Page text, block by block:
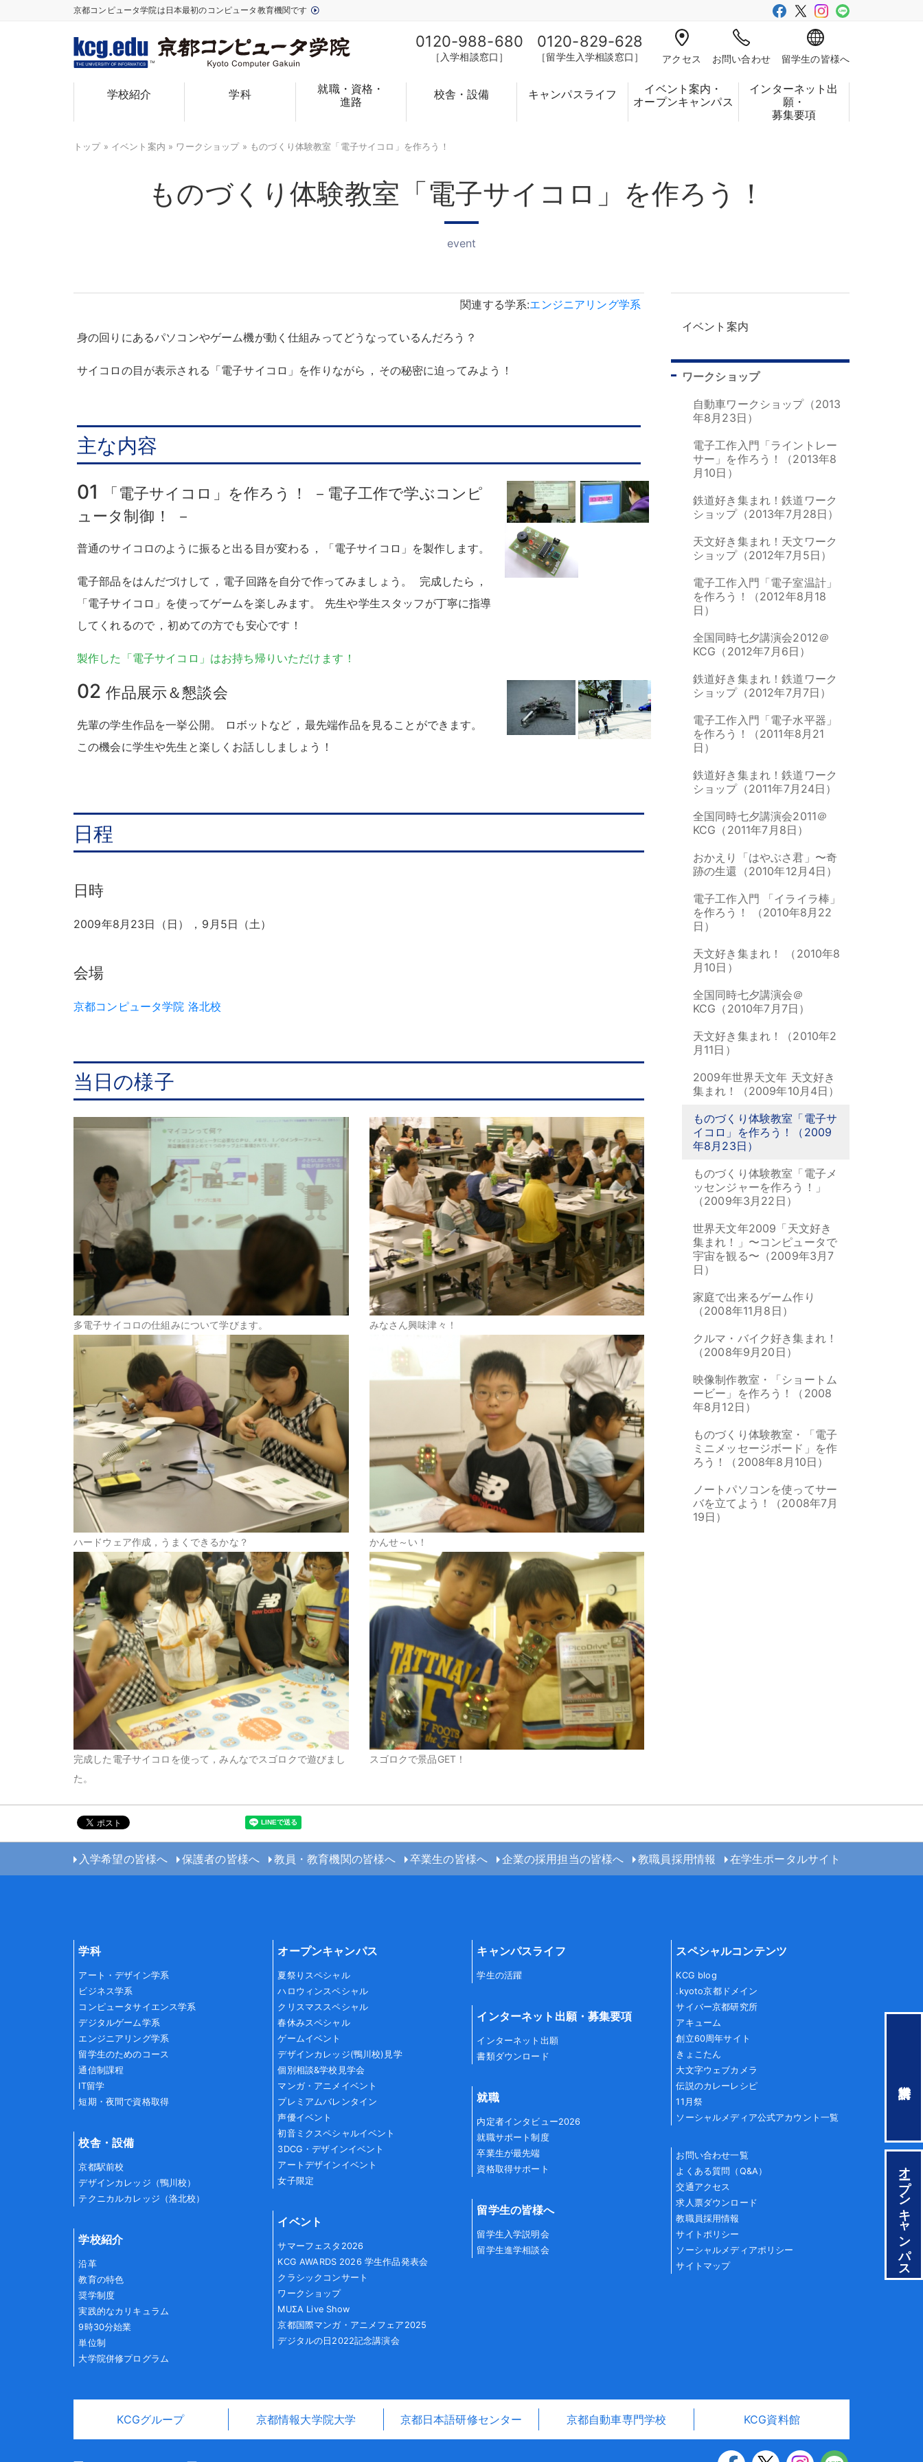
京都コンピュータ学院は日本最初のコンピュータ教育機関です
TM
0120-988-680
［入学相談窓口］
0120-829-628
［留学生入学相談窓口］ アクセス お問い合わせ 留学生の皆様へ
学校紹介 学科
就職・資格・
進路
校舎・設備 キャンパスライフ
イベント案内・
オープンキャンパス
インターネット出
願・
募集要項
トップ» イベント案内 » ワークショップ» ものづくり体験教室「電子サイコロ」を作ろう ！
ものづくり体験教室「電子サイコロ」を作ろう ！
event
関連する学系:エンジニアリング学系
身の回りにあるパソコンやゲーム機が動く仕組みってどうなっているんだろう ？
サイコロの目が表示される「電子サイコロ」を作りながら ， その秘密に迫ってみよう ！
主な内容
01 「電子サイコロ」を作ろう ！
－電子工作で学ぶコンピ
ュータ制御 ！ －
普通のサイコロのように振ると出る目が変わる ， 「電子サイコロ」を製作します。
電子部品をはんだづけして ， 電子回路を自分で作ってみましょう 。 完成したら ，
「電子サイコロ」を使ってゲームを楽しみます。
先生や学生スタッフが丁寧に指導
してくれるので ， 初めての方でも安心です ！
製作した「電子サイコロ」はお持ち帰りいただけます ！
02作品展示＆懇談会
先輩の学生作品を一挙公開。 ロボットなど ， 最先端作品を見ることができます。
この機会に学生や先生と楽しくお話ししましょう ！
日程
日時
2009年8月23日（日） ， 9月5日（土）
会場
京都コンピュータ学院 洛北校
当日の様子
多電子サイコロの仕組みについて学びます。 みなさん興味津々！
ハードウェア作成，うまくできるかな？ かんせ～い！
完成した電子サイコロを使って，みんなでスゴロクで遊びまし
た。
スゴロクで景品GET！
イベント案内
ワークショップ
自動車ワークショップ（2013
年8月23日）
電子工作入門「ライントレー
サー」を作ろう！（2013年8
月10日）
鉄道好き集まれ！鉄道ワーク
ショップ（2013年7月28日）
天文好き集まれ！天文ワーク
ショップ（2012年7月5日）
電子工作入門「電子室温計」
を作ろう！（2012年8月18
日）
全国同時七夕講演会2012＠
KCG（2012年7月6日）
鉄道好き集まれ！鉄道ワーク
ショップ（2012年7月7日）
電子工作入門「電子水平器」
を作ろう！（2011年8月21
日）
鉄道好き集まれ！鉄道ワーク
ショップ（2011年7月24日）
全国同時七夕講演会2011＠
KCG（2011年7月8日）
おかえり「はやぶさ君」〜奇
跡の生還（2010年12月4日）
電子工作入門 「イライラ棒」
を作ろう！ （2010年8月22
日）
天文好き集まれ！ （2010年8
月10日）
全国同時七夕講演会＠
KCG（2010年7月7日）
天文好き集まれ！（2010年2
月11日）
2009年世界天文年 天文好き
集まれ！（2009年10月4日）
ものづくり体験教室「電子サ
イコロ」を作ろう！（2009
年8月23日）
ものづくり体験教室「電子メ
ッセンジャーを作ろう！」
（2009年3月22日）
世界天文年2009「天文好き
集まれ！」〜コンピュータで
宇宙を観る〜（2009年3月7
日）
家庭で出来るゲーム作り
（2008年11月8日）
クルマ・バイク好き集まれ！
（2008年9月20日）
映像制作教室・「ショートム
ービー」を作ろう！（2008
年8月12日）
ものづくり体験教室・「電子
ミニメッセージボード」を作
ろう！（2008年8月10日）
ノートパソコンを使ってサー
バを立てよう！（2008年7月
19日）
オープンキャンパス
入学希望の皆様へ 保護者の皆様へ 教員・教育機関の皆様へ 卒業生の皆様へ 企業の採用担当の皆様へ 教職員採用情報 在学生ポータルサイト
学科
アート・デザイン学系
ビジネス学系
コンピュータサイエンス学系
デジタルゲーム学系
エンジニアリング学系
留学生のためのコース
通信制課程
IT留学
短期・夜間で資格取得
校舎・設備
京都駅前校
デザインカレッジ（鴨川校）
テクニカルカレッジ（洛北校）
学校紹介
沿革
教育の特色
奨学制度
実践的なカリキュラム
9時30分始業
単位制
大学院併修プログラム
オープンキャンパス
夏祭りスペシャル
ハロウィンスペシャル
クリスマススペシャル
春休みスペシャル
ゲームイベント
デザインカレッジ(鴨川校)見学
個別相談&学校見学会
マンガ・アニメイベント
プレミアムバレンタイン
声優イベント
初音ミクスペシャルイベント
3DCG・デザインイベント
アートデザインイベント
女子限定
イベント
サマーフェスタ2026
KCG AWARDS 2026 学生作品発表会
クラシックコンサート
ワークショップ
MUΣA Live Show
京都国際マンガ・アニメフェア2025
デジタルの日2022記念講演会
キャンパスライフ
学生の活躍
インターネット出願・募集要項
インターネット出願
書類ダウンロード
就職
内定者インタビュー2026
就職サポート制度
卒業生が最先端
資格取得サポート
留学生の皆様へ
留学生入学説明会
留学生進学相談会
スペシャルコンテンツ
KCG blog
.kyoto京都ドメイン
サイバー京都研究所
アキューム
創立60周年サイト
きょこたん
大文字ウェブカメラ
伝説のカレーレシピ
11月祭
ソーシャルメディア公式アカウント一覧
お問い合わせ一覧
よくある質問（Q&A）
交通アクセス
求人票ダウンロード
教職員採用情報
サイトポリシー
ソーシャルメディアポリシー
サイトマップ
KCGグループ 京都情報大学院大学 京都日本語研修センター 京都自動車専門学校 KCG資料館